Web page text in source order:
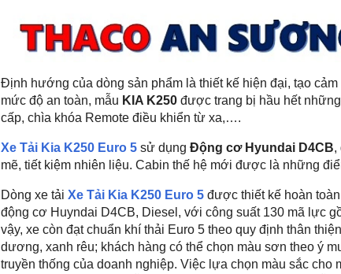
Định hướng của dòng sản phẩm là thiết kế hiện đại, tạo
mức độ an toàn, mẫu KIA K250 được trang bị hầu hết
cấp, chìa khóa Remote điều khiển từ xa,….
Xe Tải Kia K250 Euro 5 sử dụng Động cơ Hyundai D4CB,
mẽ, tiết kiệm nhiên liệu. Cabin thế hệ mới được là những
Dòng xe tải Xe Tải Kia K250 Euro 5 được thiết kế hoàn
động cơ Huyndai D4CB, Diesel, với công suất 130 mã lực
vậy, xe còn đạt chuẩn khí thải Euro 5 theo quy định thân
dương, xanh rêu; khách hàng có thể chọn màu sơn theo ý
truyền thống của doanh nghiệp. Việc lựa chọn màu sắc